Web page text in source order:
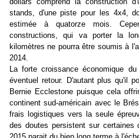
stands, d'une piste pour les 4x4,
estimée à quatorze mois.
constructions, qui va porter la
kilomètres ne pourra être soumis à
2014.
La forte croissance économique
éventuel retour. D'autant plus qu'il
Bernie Ecclestone puisque cela
continent sud-américain avec le
frais logistiques vers la seule
des doutes persistent sur certaines